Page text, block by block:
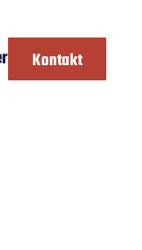
Kontakt